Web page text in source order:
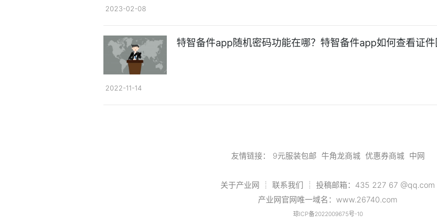
2023-02-08
特智备件app随机密码功能在哪？特智备件app如何查看证
2022-11-14
友情链接： 9元服装包邮 牛角龙商城 优惠券商城 中网
关于产业网 ┊ 联系我们 ┊ 投稿邮箱：435 227 67 @qq.com
产业网官网唯一域名：www.26740.com
琼ICP备2022009675号-10